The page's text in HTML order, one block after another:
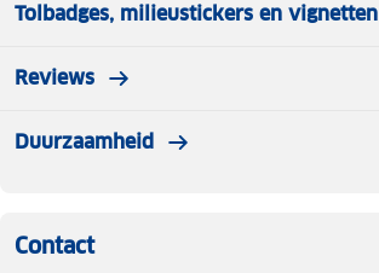
Tolbadges, milieustickers en vignetten
Reviews
Duurzaamheid
Contact